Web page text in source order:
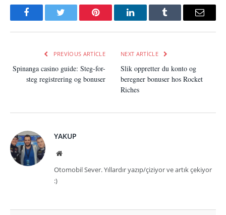
FacebookTwitter Pinterest LinkedInTumblr Email
PREVIOUS ARTICLE
Spinanga casino guide: Steg-for-
steg registrering og bonuser
NEXT ARTICLE
Slik oppretter du konto og
beregner bonuser hos Rocket
Riches
YAKUP
Website
Otomobil Sever. Yıllardır yazıp/çiziyor ve artık çekiyor
:)